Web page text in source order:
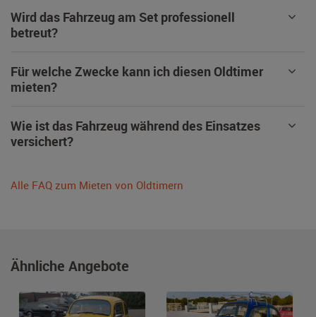
Wird das Fahrzeug am Set professionell
betreut?
Für welche Zwecke kann ich diesen Oldtimer
mieten?
Wie ist das Fahrzeug während des Einsatzes
versichert?
Alle FAQ zum Mieten von Oldtimern
Ähnliche Angebote